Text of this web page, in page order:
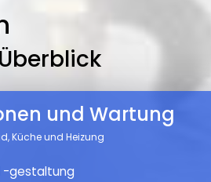
und Wartung
Küche und Heizung
-gestaltung